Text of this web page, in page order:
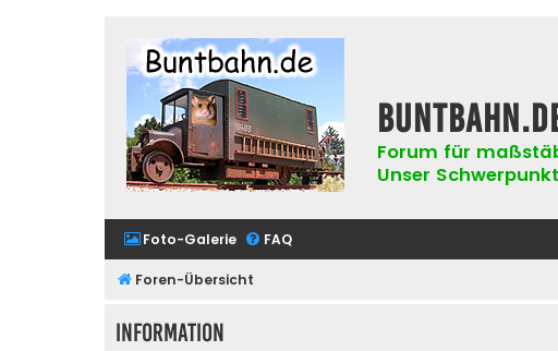
Forum für
Unser
Foto-Galerie FAQ
Foren-Übersicht
Information